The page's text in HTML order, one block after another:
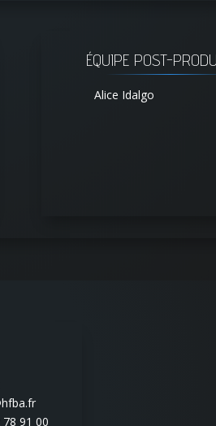
ÉQUIPE POST-
Alice Idalgo
91 00